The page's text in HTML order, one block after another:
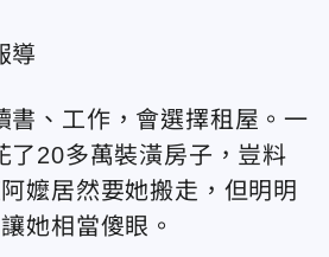
導
書、工作，會選擇租屋。一
了20多萬裝潢房子，豈料
嬤居然要她搬走，但明明
她相當傻眼。